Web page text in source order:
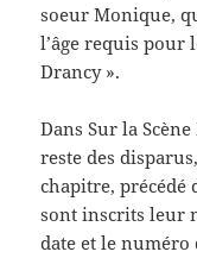
soeur Monique,
l’âge requis pour
Drancy ».
Dans Sur la
reste des
chapitre, précédé
sont inscrits leur
date et le